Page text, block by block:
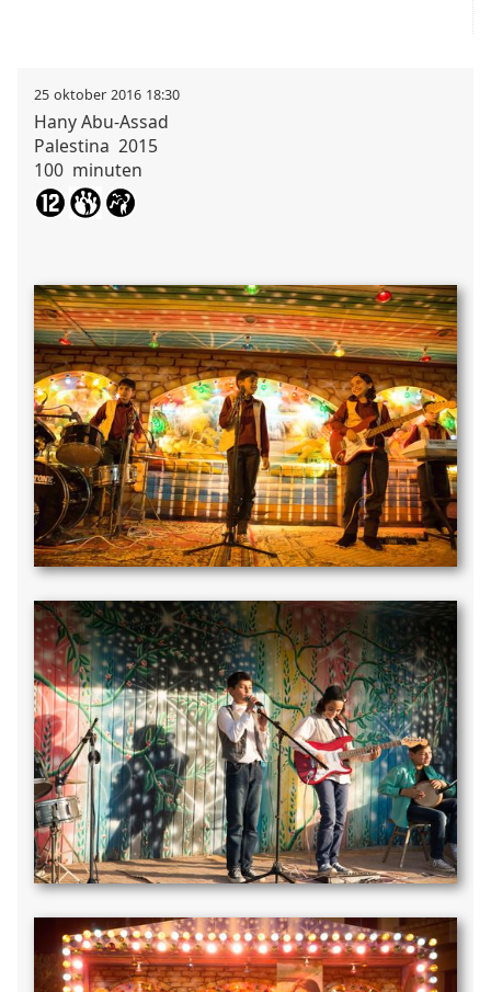
25 oktober 2016 18:30
HanyAbu-Assad
Palestina 2015
100 minuten